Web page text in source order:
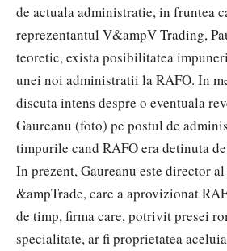
de actuala administratie, in fruntea
reprezentantul V&ampV Trading,
teoretic, exista posibilitatea
unei noi administratii la RAFO. In
discuta intens despre o eventuala
Gaureanu (foto) pe postul de
timpurile cand RAFO era detinuta
In prezent, Gaureanu este director
&ampTrade, care a aprovizionat
de timp, firma care, potrivit presei
specialitate, ar fi proprietatea